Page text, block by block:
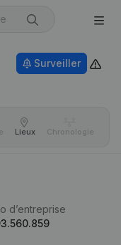
Surveiller
Lieux Chronologie
d’entreprise